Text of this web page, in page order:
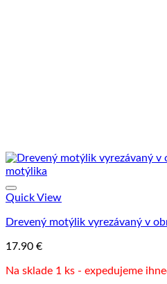
Quick View
Drevený motýlik vyrezávaný v
17.90 €
Na sklade 1 ks - expedujeme